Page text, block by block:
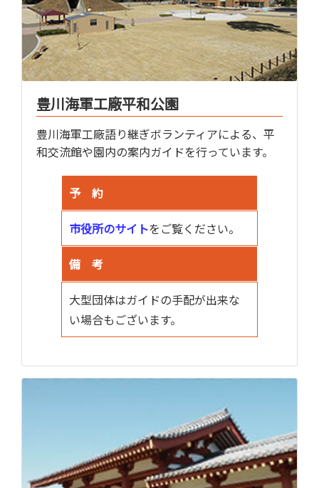
豊川海軍工廠平和公園
豊川海軍工廠語り継ぎボランティアによる、平
和交流館や園内の案内ガイドを行っています。
予 約
市役所のサイトをご覧ください。
備 考
大型団体はガイドの手配が出来な
い場合もございます。